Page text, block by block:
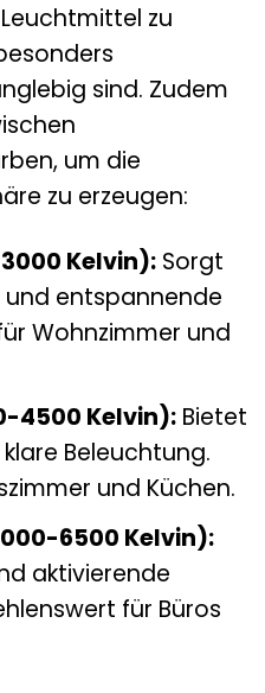
zu
sind. Zudem
um die
zu erzeugen:
Kelvin):Sorgt
entspannende
Wohnzimmer und
4500 Kelvin):Bietet
Beleuchtung.
und Küchen.
6500 Kelvin):
aktivierende
für Büros